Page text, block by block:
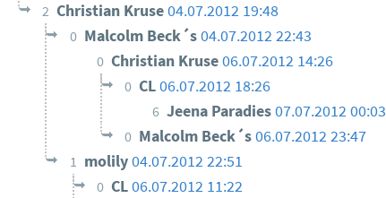
2 Christian Kruse04.07.2012 19:48
0 Malcolm Beck´s04.07.2012 22:43
0 Christian Kruse06.07.2012 14:26
0 CL06.07.2012 18:26
6 Jeena Paradies07.07.2012 00:03
0 Malcolm Beck´s06.07.2012 23:47
1 molily04.07.2012 22:51
0 CL06.07.2012 11:22